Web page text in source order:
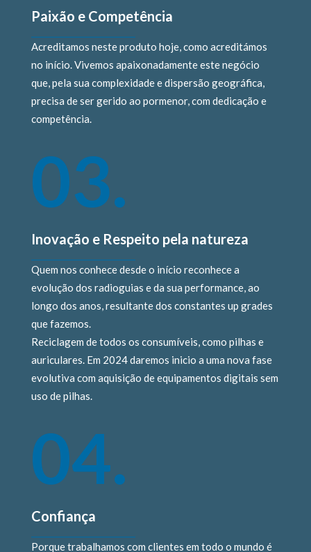
Paixão e Competência
Acreditamos neste produto hoje, como acreditámos
no início. Vivemos apaixonadamente este negócio
que, pela sua complexidade e dispersão geográfica,
precisa de ser gerido ao pormenor, com dedicação e
competência.
03.
Inovação e Respeito pela natureza
Quem nos conhece desde o início reconhece a
evolução dos radioguias e da sua performance, ao
longo dos anos, resultante dos constantes up grades
que fazemos.
Reciclagem de todos os consumíveis, como pilhas e
auriculares. Em 2024 daremos inicio a uma nova fase
evolutiva com aquisição de equipamentos digitais sem
uso de pilhas.
04.
Confiança
Porque trabalhamos com clientes em todo o mundo é